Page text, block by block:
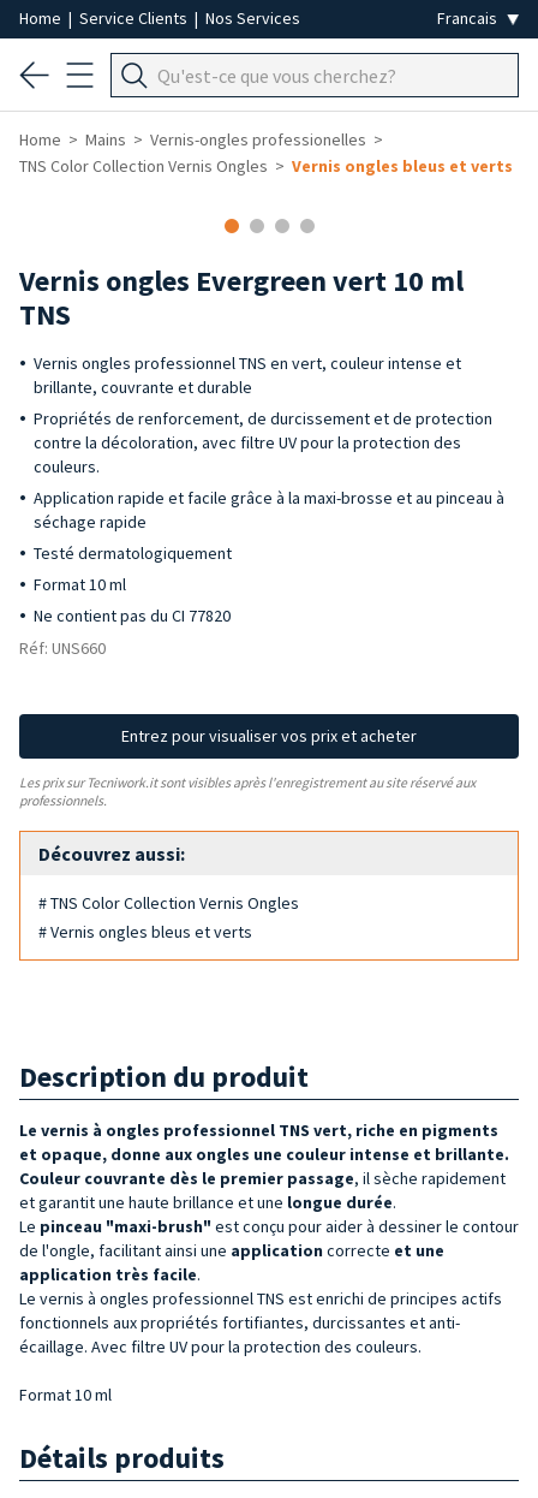
Home | Service Clients | Nos Services
Home Mains
Vernis-ongles professionelles
TNS Color Collection Vernis Ongles
Vernis ongles bleus et verts
Vernis ongles Evergreen vert 10 ml
TNS
Vernis ongles professionnel TNS en vert, couleur intense et
brillante, couvrante et durable
Propriétés de renforcement, de durcissement et de protection
contre la décoloration, avec filtre UV pour la protection des
couleurs.
Application rapide et facile grâce à la maxi-brosse et au pinceau à
séchage rapide
Testé dermatologiquement
Format 10 ml
Ne contient pas du CI 77820
Réf: UNS660
Entrez pour visualiser vos prix et acheter
Les prix sur Tecniwork.it sont visibles après l'enregistrement au site réservé aux
professionnels.
Découvrez aussi:
# TNS Color Collection Vernis Ongles
# Vernis ongles bleus et verts
Description du produit
Le vernis à ongles professionnel TNS vert, riche en pigments
et opaque, donne aux ongles une couleur intense et brillante.
Couleur couvrante dès le premier passage, il sèche rapidement
et garantit une haute brillance et une longue durée.
Le pinceau "maxi-brush" est conçu pour aider à dessiner le contour
de l'ongle, facilitant ainsi une application correcte et une
application très facile.
Le vernis à ongles professionnel TNS est enrichi de principes actifs
fonctionnels aux propriétés fortifiantes, durcissantes et anti-
écaillage. Avec filtre UV pour la protection des couleurs.
Format 10 ml
Détails produits